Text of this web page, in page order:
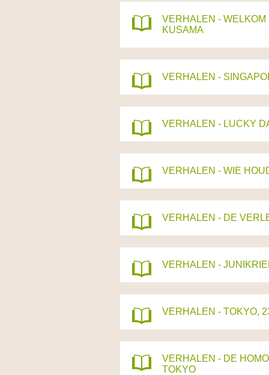
VERHALEN -
KUSAMA
VERHALEN -
VERHALEN - LUCKY
VERHALEN - WIE
VERHALEN - DE
VERHALEN -
VERHALEN - TOKYO,
VERHALEN - DE
TOKYO